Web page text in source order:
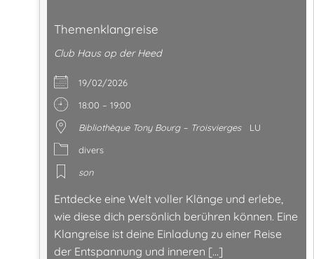
Themenklangreise
Club Haus op der Heed
19/02/2026
18:00 – 19:00
Bibliothèque Tony Bourg – Troisvierges
LU
divers
son
Entdecke eine Welt voller Klänge und erlebe,
wie diese dich persönlich berühren können. Eine
Klangreise ist deine Einladung zu einer Reise
der Entspannung und inneren […]